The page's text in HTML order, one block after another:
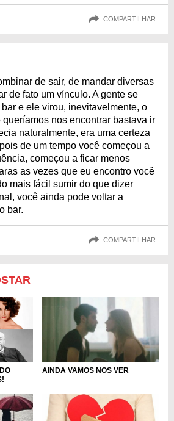
COMPARTILHAR
de sair, de mandar diversas
de fato um vínculo. A gente se
e ele virou, inevitavelmente, o
queríamos nos encontrar bastava ir
naturalmente, era uma certeza
de um tempo você começou a
começou a ficar menos
as vezes que eu encontro você
mais fácil sumir do que dizer
você ainda pode voltar a
bar.
COMPARTILHAR
AINDA VAMOS NOS VER